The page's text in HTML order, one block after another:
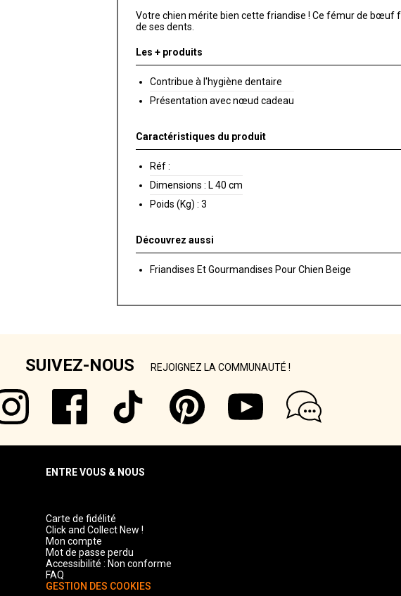
Votre chien mérite bien cette friandise ! Ce fémur de bœuf
de ses dents.
Les + produits
Contribue à l'hygiène dentaire
Présentation avec nœud cadeau
Caractéristiques du produit
Réf :
Dimensions : L 40 cm
Poids (Kg) : 3
Découvrez aussi
Friandises Et Gourmandises Pour Chien Beige
SUIVEZ-NOUS REJOIGNEZ LA COMMUNAUTÉ !
ENTRE VOUS & NOUS
Carte de fidélité
Click and Collect New !
Mon compte
Mot de passe perdu
Accessibilité : Non conforme
FAQ
GESTION DES COOKIES